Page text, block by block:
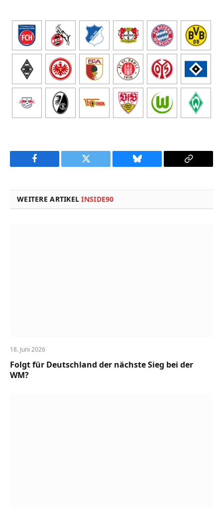
Facebook Twitter Bluesky
Copy
WEITERE ARTIKELINSIDE90
18. Juni 2026
Folgt für Deutschland der nächste Sieg bei der
WM?